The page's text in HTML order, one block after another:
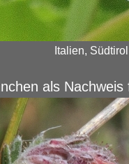
Italien,
als